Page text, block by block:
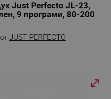
Just Perfecto JL-23,
9 програми, 80-200
JUST PERFECTO